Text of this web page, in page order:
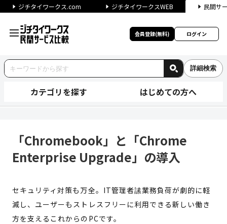
ジチタイワークス.com ジチタイワークスWEB 民間サ
会員登録(無料) ログイン
詳細検索
カテゴリを探す はじめての方へ
「Chromebook」と「Chrome
Enterprise Upgrade」の導入
セキュリティ対策も万全。IT管理者䛾業務負荷が劇的に軽
減し、ユーザーもストレスフリーに利用できる新しい働き
方を支えるこれからのPCです。